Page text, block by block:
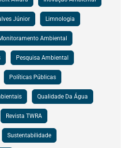
Júnior Limnologia
Ambiental
Pesquisa Ambiental
Políticas Públicas
Qualidade Da Água
Revista TWRA
Sustentabilidade